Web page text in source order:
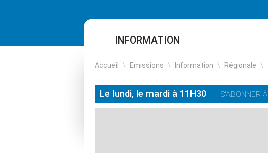
INFORMATION
Accueil \ Emissions \ Information \ Régionale \
Le lundi, le mardi à 11H30 S'ABONNER